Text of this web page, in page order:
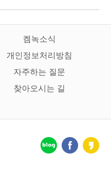
켐녹소식
개인정보처리방침
자주하는 질문
찾아오시는 길